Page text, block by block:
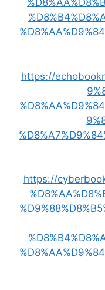
https://
https://